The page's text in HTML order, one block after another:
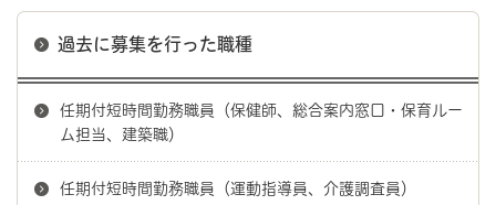
過去に募集を行った職種
任期付短時間勤務職員（保健師、総合案内窓口・保育ルー
ム担当、建築職）
任期付短時間勤務職員（運動指導員、介護調査員）